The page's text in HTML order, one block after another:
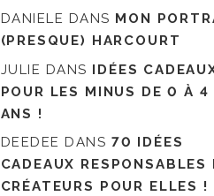
DANIELE DANS MON
(PRESQUE) HARCOURT
JULIE DANS IDÉES
POUR LES MINUS DE 0 À 4
ANS !
DEEDEE DANS 70 IDÉES
CADEAUX RESPONSABLES
CRÉATEURS POUR ELLES !